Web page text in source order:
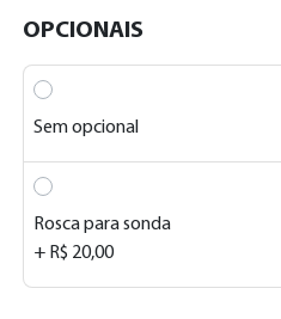
OPCIONAIS
Sem opcional
Rosca para sonda
+ R$ 20,00